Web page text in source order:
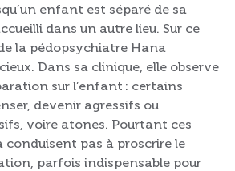
enfant est séparé de sa
dans un autre lieu. Sur ce
la pédopsychiatre Hana
Dans sa clinique, elle observe
sur l’enfant : certains
devenir agressifs ou
voire atones. Pourtant ces
conduisent pas à proscrire le
parfois indispensable pour